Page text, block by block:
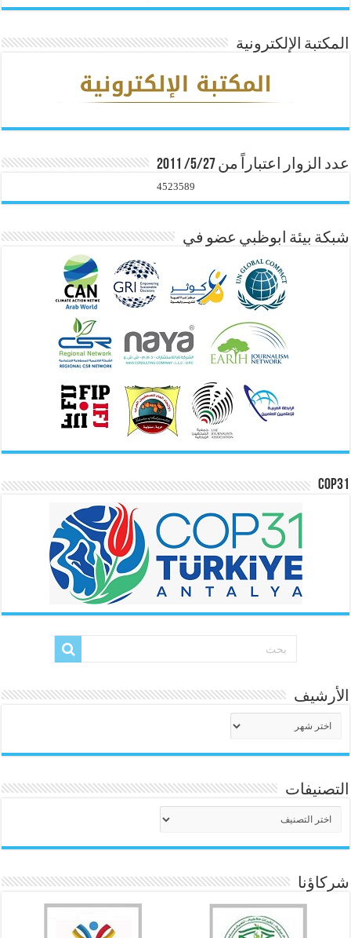
المكتبة الإلكترونية
عدد الزوار اعتباراً من 5/27/ 2011
4523589
شبكة بيئة ابوظبي عضو في
COP31
الأرشيف
التصنيفات
شركاؤنا